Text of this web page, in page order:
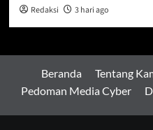
Redaksi 3 hari ago
Beranda Tentang
Pedoman Media Cyber